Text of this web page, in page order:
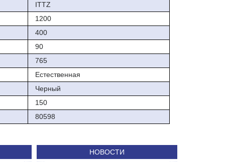
НОВОСТИ
ITTZ
1200
400
90
765
Естественная
Черный
150
80598